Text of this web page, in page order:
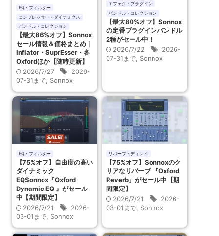
EQ・フィルター
コンプレッサー・ダイナミクス
バンドル・コレクション
【最大86%オフ】Sonnox
セール情報＆価格まとめ｜
Inflator・SuprEsser・各
Oxfordほか【随時更新】
2026/7/27
2026-
07-31まで Sonnox
エフェクトプラグイン
バンドル・コレクション
【最大80%オフ】Sonnox
の定番プラグインバンドル
2種がセール中！
2026/7/22
2026-
07-31まで Sonnox
EQ・フィルター
【75%オフ】自由度の高い
ダイナミック
EQSonnox『Oxford
Dynamic EQ 』がセール
中【期間限定】
2026/7/21
2026-
03-01まで Sonnox
リバーブ・ディレイ
【75%オフ】Sonnoxのク
リアなリバーブ 『Oxford
Reverb』がセール中【期
間限定】
2026/7/21
2026-
03-01まで Sonnox